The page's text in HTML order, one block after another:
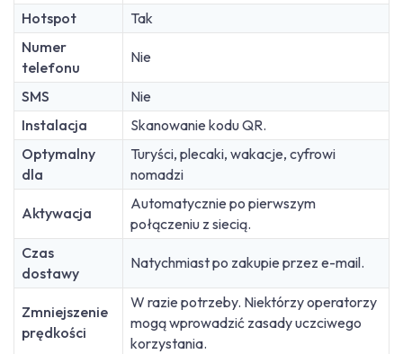
Hotspot
Tak
Numer
telefonu
Nie
SMS
Nie
Instalacja
Skanowanie kodu QR.
Optymalny
dla
Turyści, plecaki, wakacje, cyfrowi
nomadzi
Aktywacja
Automatycznie po pierwszym
połączeniu z siecią.
Czas
dostawy
Natychmiast po zakupie przez e-mail.
Zmniejszenie
prędkości
W razie potrzeby. Niektórzy operatorzy
mogą wprowadzić zasady uczciwego
korzystania.